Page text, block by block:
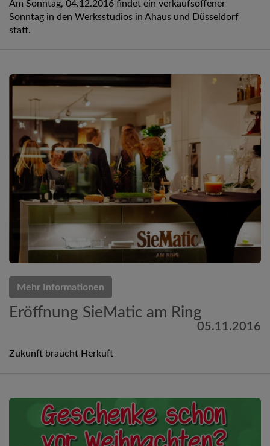
Am Sonntag, 04.12.2016 findet ein verkaufsoffener
Sonntag in den Werksstudios in Ahaus und Düsseldorf
statt.
Mehr Informationen
Eröffnung SieMatic am Ring
05.11.2016
Zukunft braucht Herkuft